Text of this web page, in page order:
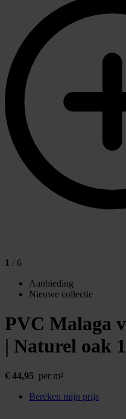
1 / 6
Aanbieding
Nieuwe collectie
PVC Malaga
| Naturel oak
€ 44,95 per m²
Bereken mijn prijs